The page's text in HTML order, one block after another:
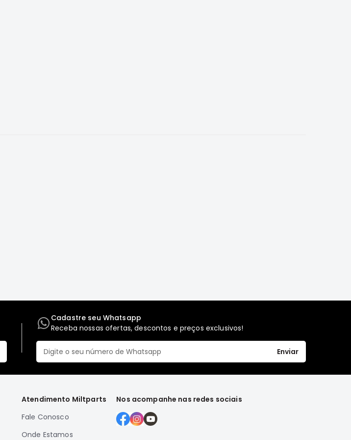
Cadastre seu Whatsapp
Receba nossas ofertas, descontos e preços exclusivos!
Enviar
Atendimento Miltparts
Fale Conosco
Onde Estamos
Nos acompanhe nas redes sociais